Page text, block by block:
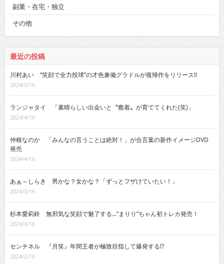
副業・在宅・独立
その他
最近の投稿
川村あい “笑顔で全力投球”の才色兼備グラドルが復帰作をリリース!!
2024/5/16
ランジャタイ 「素晴らしい出会いと〝癒着〟が育ててくれた(笑)」
2024/4/16
仲根なのか 「みんなの言うことは絶対！」が合言葉の新作イメージDVD
発売
2024/4/16
あぁ～しらき 男かな？女かな？「ずっとフザけていたい！」
2024/3/16
杉本愛莉鈴 無邪気な笑顔で魅了する…“まりり”ちゃん初トレカ発売！
2024/3/16
センチネル 『月笑』年間王者が極致目指して爆発する!?
2024/2/16